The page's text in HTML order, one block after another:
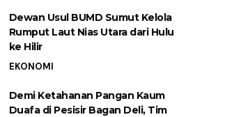
Dewan Usul BUMD Sumut Kelola
Rumput Laut Nias Utara dari Hulu
ke Hilir
EKONOMI
Demi Ketahanan Pangan Kaum
Duafa di Pesisir Bagan Deli, Tim